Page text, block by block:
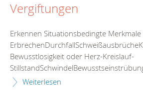
Vergiftungen
Erkennen Situationsbedingte
Bewusstlosigkeit oder Herz-Kreislauf-
Weiterlesen